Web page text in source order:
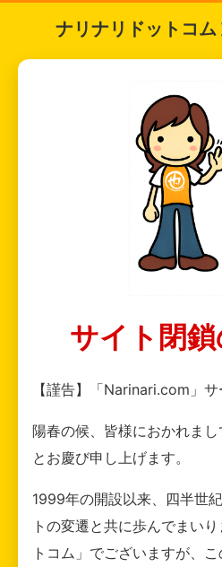
ナリナリドットコ
サイト閉
【謹告】「Narinari.com」
陽春の候、皆様におかれま
とお慶び申し上げます。
1999年の開設以来、四半世
トの変遷と共に歩んでまい
トコム」でございますが、